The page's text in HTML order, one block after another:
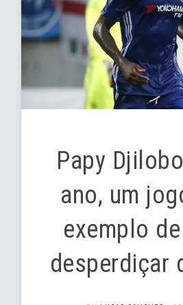
Papy
ano, um
exemplo
desperdiçar